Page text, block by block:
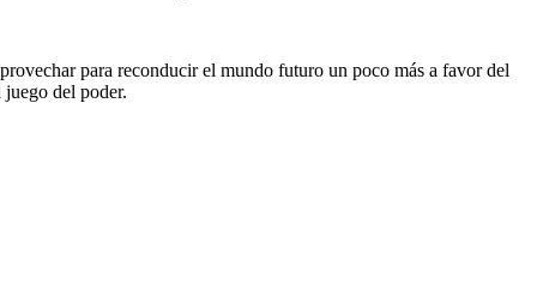
para reconducir el mundo futuro un poco más a favor del
del poder.